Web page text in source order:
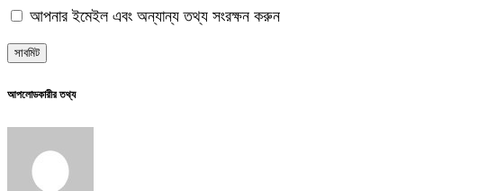
আপনার ইমেইল এবং অন্যান্য তথ্য সংরক্ষন করুন
আপলোডকারীর তথ্য